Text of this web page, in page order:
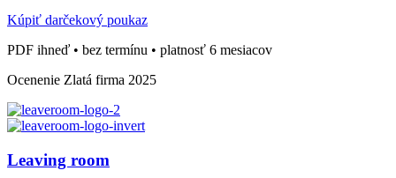
Kúpiť darčekový poukaz
PDF ihneď • bez termínu • platnosť 6 mesiacov
Ocenenie Zlatá firma 2025
Leaving room